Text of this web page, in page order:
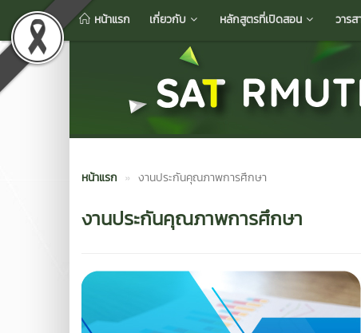
หน้าแรก เกี่ยวกับ หลักสูตรที่เปิดสอน วาร
หน้าแรก งานประกันคุณภาพการศึกษา
งานประกันคุณภาพการศึกษา